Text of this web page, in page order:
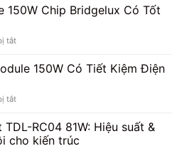
Pha
Module
Chip
Sáng
Nào?
150W Chip Bridgelux Có Tốt
tắtở
Pha
Module
Chip
Có
Tốt
150W Có Tiết Kiệm Điện
tắtở
Pha
LED
Module
RC04 81W: Hiệu suất &
cho kiến trúc